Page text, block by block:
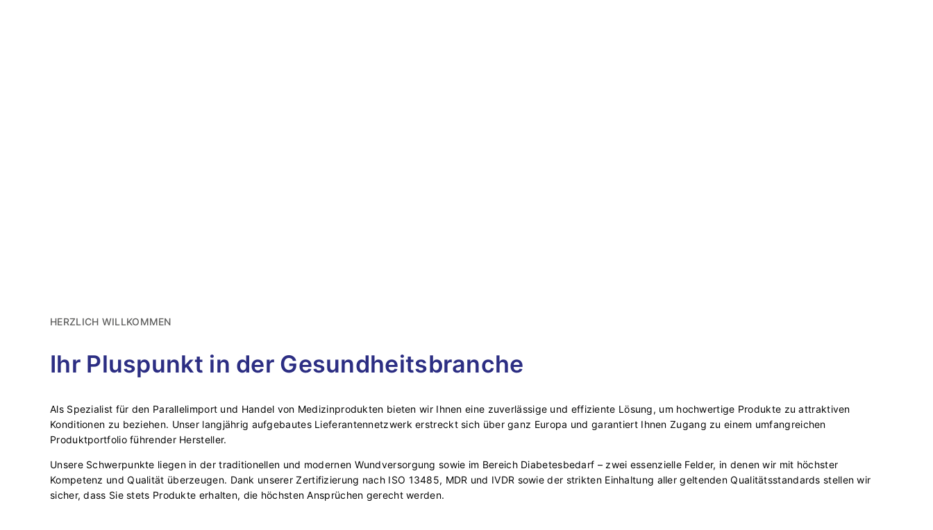
HERZLICH WILLKOMMEN
Ihr Pluspunkt in der Gesundheitsbranche
Als Spezialist für den Parallelimport und Handel von Medizinprodukten bieten wir Ihnen eine zuverlässige und effiziente Lösung, um hochwertige Produkte zu attraktiven
Konditionen zu beziehen. Unser langjährig aufgebautes Lieferantennetzwerk erstreckt sich über ganz Europa und garantiert Ihnen Zugang zu einem umfangreichen
Produktportfolio führender Hersteller.
Unsere Schwerpunkte liegen in der traditionellen und modernen Wundversorgung sowie im Bereich Diabetesbedarf – zwei essenzielle Felder, in denen wir mit höchster
Kompetenz und Qualität überzeugen. Dank unserer Zertifizierung nach ISO 13485, MDR und IVDR sowie der strikten Einhaltung aller geltenden Qualitätsstandards stellen wir
sicher, dass Sie stets Produkte erhalten, die höchsten Ansprüchen gerecht werden.